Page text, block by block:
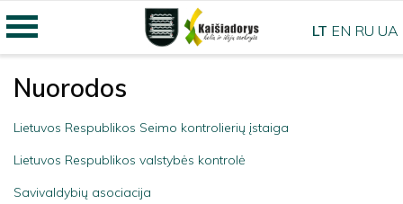
Nuorodos
Lietuvos Respublikos Seimo kontrolierių įstaiga
Lietuvos Respublikos valstybės kontrolė
Savivaldybių asociacija
LT EN RU UA